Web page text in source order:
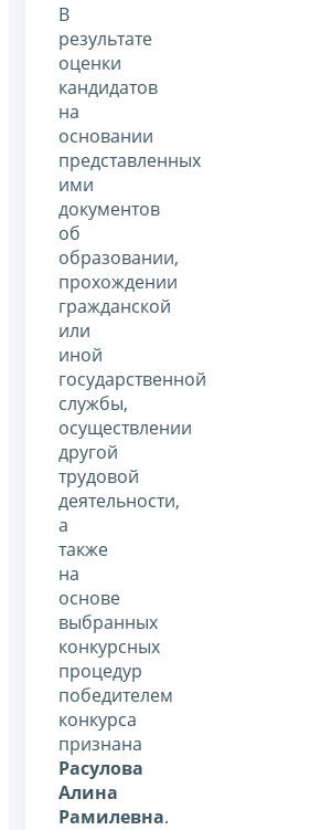
В
результате
оценки
кандидатов
на
основании
представленных
ими
документов
об
образовании,
прохождении
гражданской
или
иной
государственной
службы,
осуществлении
другой
трудовой
деятельности,
а
также
на
основе
выбранных
конкурсных
процедур
победителем
конкурса
признана
Расулова
Алина
Рамилевна.